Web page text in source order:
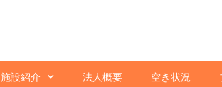
施設紹介 法人概要 空き状況